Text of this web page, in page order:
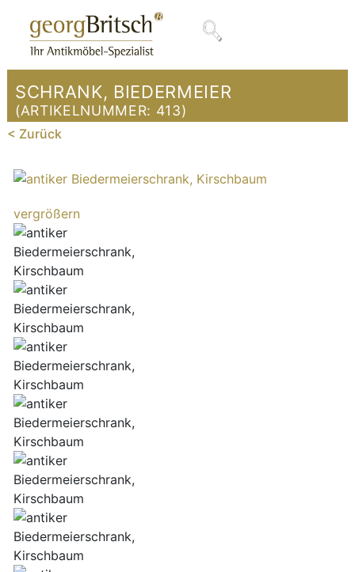
SCHRANK, BIEDERMEIER
(ARTIKELNUMMER: 413)
< Zurück
vergrößern